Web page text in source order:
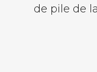
de pile de